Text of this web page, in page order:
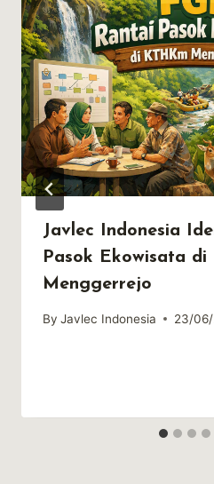
Javlec Indonesia
Pasok Ekowisata di
Menggerrejo
By Javlec Indonesia 23/